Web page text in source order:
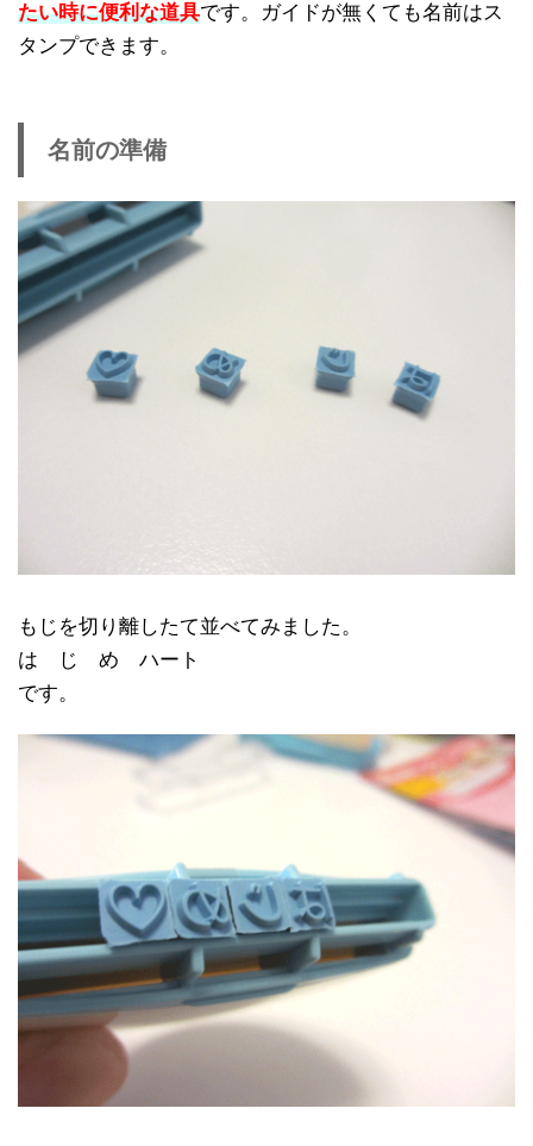
たい時に便利な道具です。ガイドが無くても名前はス
タンプできます。
名前の準備
もじを切り離したて並べてみました。
は じ め ハート
です。